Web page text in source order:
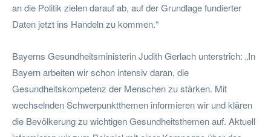
an die Politik zielen darauf ab, auf der Grundlage fundierter
Daten jetzt ins Handeln zu kommen.“
Bayerns Gesundheitsministerin Judith Gerlach unterstrich: „In
Bayern arbeiten wir schon intensiv daran, die
Gesundheitskompetenz der Menschen zu stärken. Mit
wechselnden Schwerpunktthemen informieren wir und klären
die Bevölkerung zu wichtigen Gesundheitsthemen auf. Aktuell